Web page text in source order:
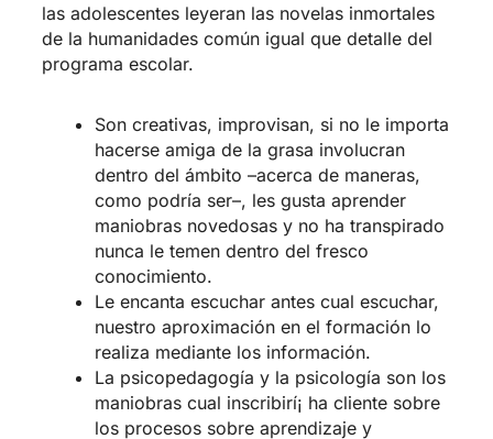
las adolescentes leyeran las novelas inmortales
de la humanidades común igual que detalle del
programa escolar.
Son creativas, improvisan, si no le importa
hacerse amiga de la grasa involucran
dentro del ámbito –acerca de maneras,
como podrí­a ser–, les gusta aprender
maniobras novedosas y no ha transpirado
nunca le temen dentro del fresco
conocimiento.
Le encanta escuchar antes cual escuchar,
nuestro aproximación en el formación lo
realiza mediante los información.
La psicopedagogía y la psicología son los
maniobras cual inscribirí¡ ha cliente sobre
los procesos sobre aprendizaje y